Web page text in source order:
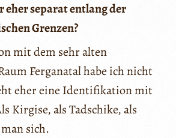
separat entlang der
Grenzen?
mit dem sehr alten
Ferganatal habe ich nicht
eher eine Identifikation mit
Kirgise, als Tadschike, als
sich.